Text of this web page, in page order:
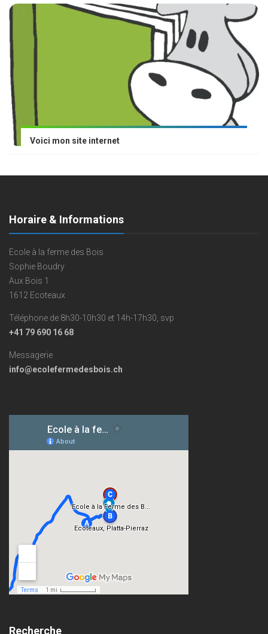
Voici mon site internet
Horaire & Informations
Ecole à la ferme des Bois
Sophie Boudry
Aux Bois 1
1612 Ecoteaux
Téléphone de 8h30-10h30 et 14h-17h30, svp
+41 79 690 16 68
Messagerie
info@ecolefermedesbois.ch
Recherche